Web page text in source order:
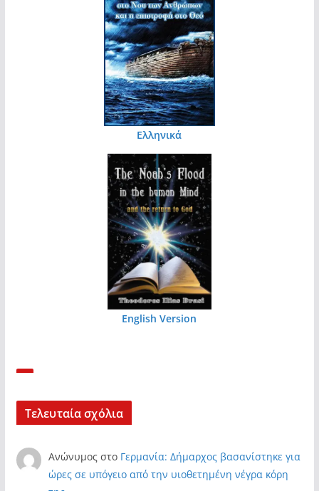
Ελληνικά
English Version
Τελευταία σχόλια
Ανώνυμος στο Γερμανία: Δήμαρχος βασανίστηκε για
ώρες σε υπόγειο από την υιοθετημένη νέγρα κόρη